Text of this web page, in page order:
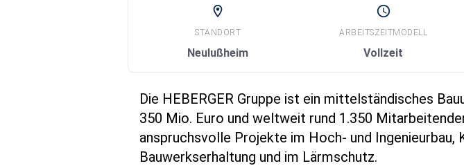
location_on
STANDORT
Neulußheim
schedule
ARBEITSZEITMODELL
Vollzeit
Die HEBERGER Gruppe ist ein mittelständisches
350 Mio. Euro und weltweit rund 1.350
anspruchsvolle Projekte im Hoch‑ und Ingenieurbau,
Bauwerkserhaltung und im Lärmschutz.